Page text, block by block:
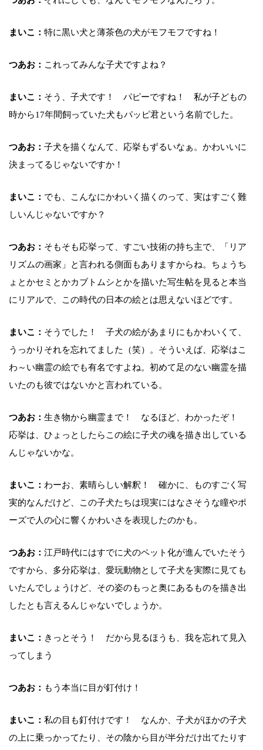
まいこ： 特に黒い犬と薄茶色の犬がモフモフですね！
つあお： これってみんな子犬ですよね？
まいこ： そう、子犬です！ パピーですね！ 私が子どもの
時から17年間飼っていた犬もパッピ君という名前でした。
つあお： 子犬を描くなんて、応挙もずるいなぁ。かわいいに
決まってるじゃないですか！
まいこ： でも、こんなにかわいく描くのって、実はすごく難
しいんじゃないですか？
つあお： そもそも応挙って、すごい技術の持ち主で、「リア
リズムの画家」と言われる側面もありますからね。ちょうち
ょとかセミとかカブトムシとかを描いた写生帖を見ると本当
にリアルで、この時代の日本の絵とは思えないほどです。
まいこ： そうでした！ 子犬の絵があまりにもかわいくて、
うっかりそれを忘れてました（笑）。そういえば、応挙はこ
わ～い幽霊の絵でも有名ですよね。初めて足のない幽霊を描
いたのも彼ではないかと言われている。
つあお： 生き物から幽霊まで！ なるほど、わかったぞ！
応挙は、ひょっとしたらこの絵に子犬の魂を描き出している
んじゃないかな。
まいこ： わーお、素晴らしい解釈！ 確かに、ものすごく写
実的なんだけど、この子犬たちは現実にはなさそうな瞳やポ
ーズで人の心に響くかわいさを表現したのかも。
つあお： 江戸時代にはすでに犬のペット化が進んでいたそう
ですから、多分応挙は、愛玩動物として子犬を実際に見ても
いたんでしょうけど、その姿のもっと奥にあるものを描き出
したとも言えるんじゃないでしょうか。
まいこ： きっとそう！ だから見るほうも、我を忘れて見入
ってしまう
つあお： もう本当に目が釘付け！
まいこ： 私の目も釘付けです！ なんか、子犬がほかの子犬
の上に乗っかってたり、その陰から目が半分だけ出てたりす